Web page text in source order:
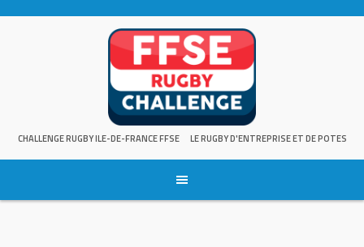
CHALLENGE RUGBY ILE-DE-FRANCE FFSE LE RUGBY D'ENTREPRISE ET DE POTES